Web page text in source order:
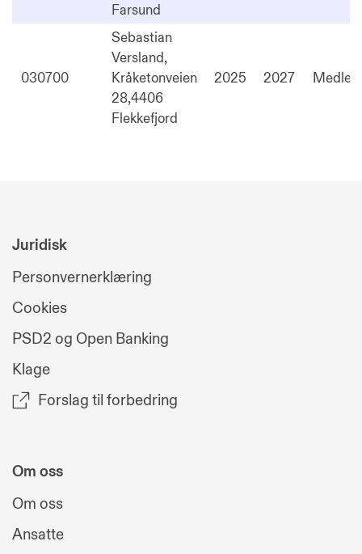
Farsund
030700
Sebastian
Versland,
Kråketonveien
28,4406
Flekkefjord
2025 2027 Medlem
Juridisk
Personvernerklæring
Cookies
PSD2 og Open Banking
Klage
Forslag til forbedring
Om oss
Om oss
Ansatte